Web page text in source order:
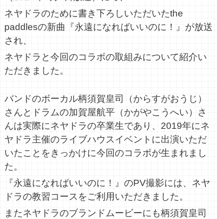
For Riders
新着情報 コラム 在校生向け
アクセス
無料送迎バス MAP
企業情報
お問い合わせ
お問い合わせフォーム よくある質問
ネヤドラのために書き下ろしいただいたthe
paddlesの新曲『永遠になればいいのに！』が放送
され、
ネヤドラと今回のコラボの取組みについて紹介い
ただきました。
バンドのボーカル柄須賀皇司（からすがおうじ）
さんとドラムの加賀屋航平（かがやこうへい）さ
んは実際にネヤドラの卒業生であり、2019年にネ
ヤドラ主催のライブハウスイベントに出演いただ
いたことをきっかけに今回のコラボが生まれまし
た。
『永遠になればいいのに！』のPV撮影には、ネヤ
ドラの教習コースをご利用いただきました。
またネヤドラのブランドムービーにも柄須賀皇司